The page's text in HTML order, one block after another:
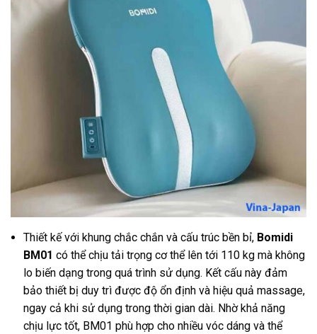
Thiết kế với khung chắc chắn và cấu trúc bền bỉ, Bomidi
BM01 có thể chịu tải trọng cơ thể lên tới 110 kg mà không
lo biến dạng trong quá trình sử dụng. Kết cấu này đảm
bảo thiết bị duy trì được độ ổn định và hiệu quả massage,
ngay cả khi sử dụng trong thời gian dài. Nhờ khả năng
chịu lực tốt, BM01 phù hợp cho nhiều vóc dáng và thể